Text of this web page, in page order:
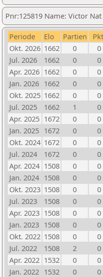
Pnr:125819 Name: Victor Nat
Periode Elo Partien
Okt. 2026 1662 0
0
Jul. 2026
1662 0
0
Apr. 2026 1662 0
0
Jan. 2026 1662 0
0
Okt. 2025 1662 0
0
Jul. 2025
1662 1
0
Apr. 2025 1672 0
0
Jan. 2025 1672 0
0
Okt. 2024 1672 0
0
Jul. 2024
1672 0
0
Apr. 2024 1508 0
0
Jan. 2024 1508 0
0
Okt. 2023 1508 0
0
Jul. 2023
1508 0
0
Apr. 2023 1508 0
0
Jan. 2023 1508 0
0
Okt. 2022 1508 0
0
Jul. 2022
1508 2
0
Apr. 2022 1532 0
0
Jan. 2022 1532 0
0